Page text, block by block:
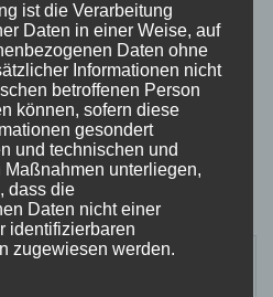
Kommentar
nicht veröffentlicht.
*markiert
ist die Verarbeitung
Daten in einer Weise, auf
Daten ohne
Informationen nicht
betroffenen Person
können, sofern diese
gesondert
und technischen und
unterliegen,
dass die
Daten nicht einer
identifizierbaren
zugewiesen werden.